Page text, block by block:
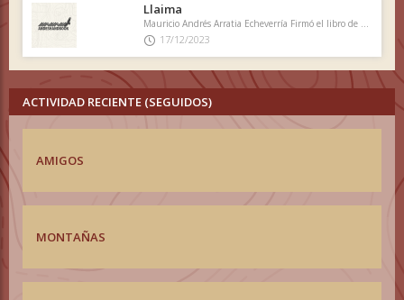
Llaima
Mauricio Andrés Arratia Echeverría Firmó el libro de cumbre
17/12/2023
ACTIVIDAD RECIENTE (SEGUIDOS)
AMIGOS
MONTAÑAS